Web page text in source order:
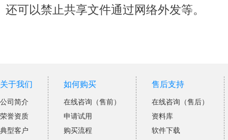
还可以禁止共享文件通过网络外发等。
关于我们
公司简介
荣誉资质
典型客户
如何购买
在线咨询（售前）
申请试用
购买流程
售后支持
在线咨询（售后）
资料库
软件下载